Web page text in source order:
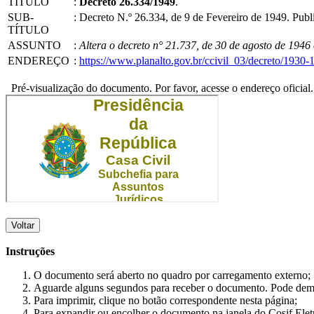
SUB-
TÍTULO
: Decreto N.º 26.334, de 9 de Fevereiro de 1949.
ASSUNTO : Altera o decreto n° 21.737, de 30 de agosto de
ENDEREÇO : https://www.planalto.gov.br/ccivil_03/decreto/1930-
Pré-visualização do documento. Por favor, acesse o endereço oficial.
Voltar
Instruções
O documento será aberto no quadro por carregamento externo;
Aguarde alguns segundos para receber o documento. Pode
Para imprimir, clique no botão correspondente nesta página;